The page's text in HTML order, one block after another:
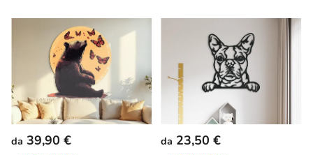
da 39,90 € da 23,50 €